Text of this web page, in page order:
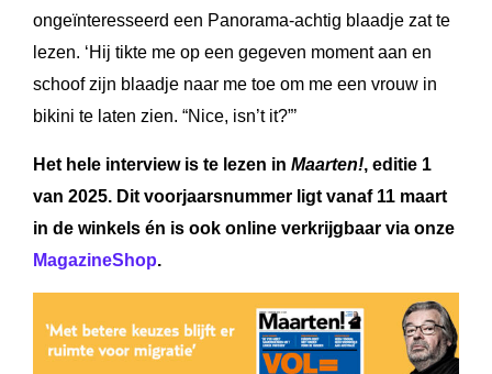
ongeïnteresseerd een Panorama-achtig blaadje zat te
lezen. ‘Hij tikte me op een gegeven moment aan en
schoof zijn blaadje naar me toe om me een vrouw in
bikini te laten zien. “Nice, isn’t it?”’
Het hele interview is te lezen in Maarten!, editie 1
van 2025. Dit voorjaarsnummer ligt vanaf 11 maart
in de winkels én is ook online verkrijgbaar via onze
MagazineShop.